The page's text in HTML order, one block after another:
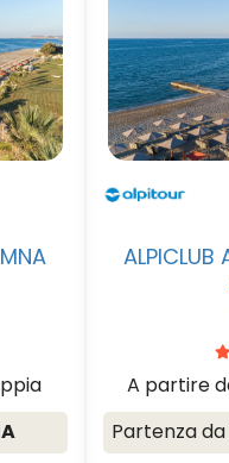
ALPICLUB
A partire
Partenza da